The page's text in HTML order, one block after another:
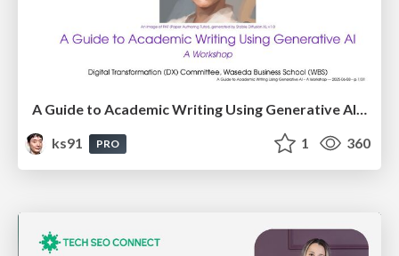
A Guide to Academic Writing Using Generative AI - A Workshop
ks91
PRO 1 360